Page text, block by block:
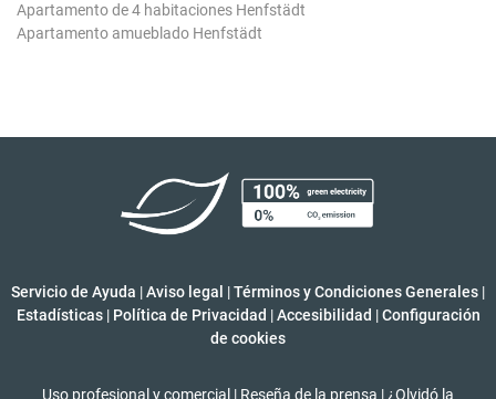
Apartamento de 4 habitaciones Henfstädt
Apartamento amueblado Henfstädt
Servicio de Ayuda |Aviso legal |Términos y Condiciones Generales |
Estadísticas | Política de Privacidad | Accesibilidad | Configuración
de cookies
Uso profesional y comercial | Reseña de la prensa | ¿Olvidó la